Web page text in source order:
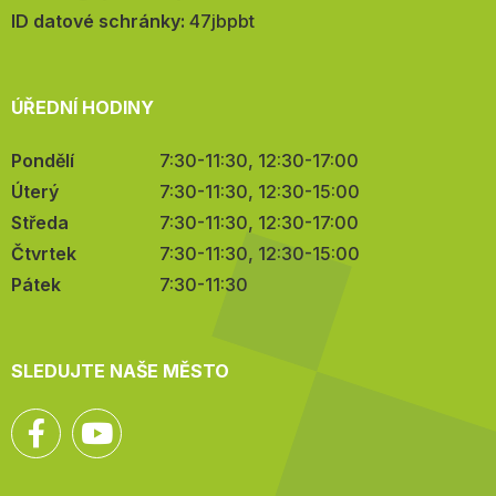
mail:
ID datové schránky: 47jbpbt
ÚŘEDNÍ HODINY
Pondělí
7:30-11:30, 12:30-17:00
Úterý
7:30-11:30, 12:30-15:00
Středa
7:30-11:30, 12:30-17:00
Čtvrtek
7:30-11:30, 12:30-15:00
Pátek
7:30-11:30
SLEDUJTE NAŠE MĚSTO
Facebook